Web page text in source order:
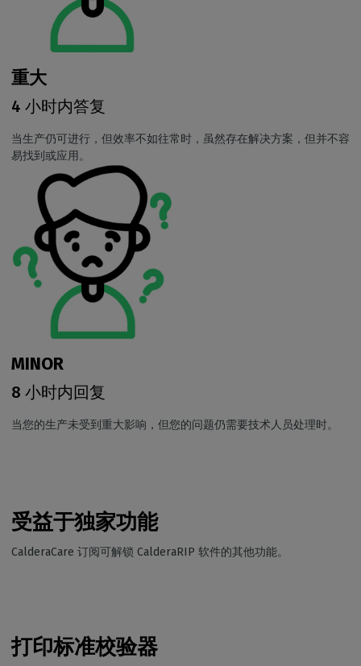
重大
4 小时内答复
当生产仍可进行，但效率不如往常时，虽然存在解决方案，但并不容
易找到或应用。
MINOR
8 小时内回复
当您的生产未受到重大影响，但您的问题仍需要技术人员处理时。
受益于独家功能
CalderaCare 订阅可解锁 CalderaRIP 软件的其他功能。
打印标准校验器